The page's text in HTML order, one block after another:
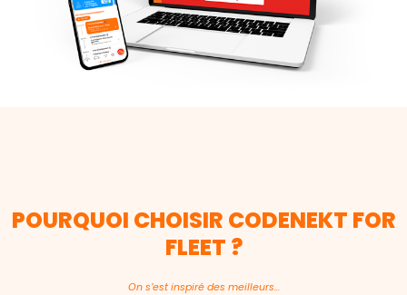
POURQUOI CHOISIR CODENEKT FOR
FLEET ?
On s’est inspiré des meilleurs…